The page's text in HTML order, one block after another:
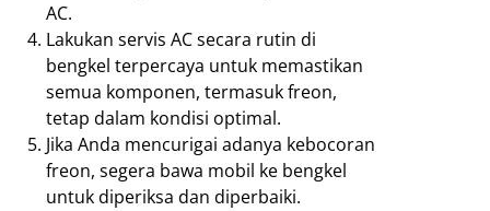
AC.
Lakukan servis AC secara rutin di
bengkel terpercaya untuk memastikan
semua komponen, termasuk freon,
tetap dalam kondisi optimal.
Jika Anda mencurigai adanya kebocoran
freon, segera bawa mobil ke bengkel
untuk diperiksa dan diperbaiki.